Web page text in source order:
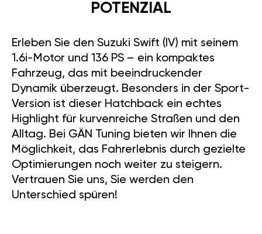
POTENZIAL
Erleben Sie den Suzuki Swift (IV) mit seinem
1.6i-Motor und 136 PS – ein kompaktes
Fahrzeug, das mit beeindruckender
Dynamik überzeugt. Besonders in der Sport-
Version ist dieser Hatchback ein echtes
Highlight für kurvenreiche Straßen und den
Alltag. Bei GÄN Tuning bieten wir Ihnen die
Möglichkeit, das Fahrerlebnis durch gezielte
Optimierungen noch weiter zu steigern.
Vertrauen Sie uns, Sie werden den
Unterschied spüren!